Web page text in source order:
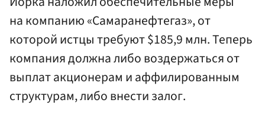
на компанию «Самаранефтегаз», от
которой истцы требуют $185,9 млн. Теперь
компания должна либо воздержаться от
выплат акционерам и аффилированным
структурам, либо внести залог.